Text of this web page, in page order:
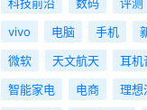
vivo
电脑 手机
微软
天文航天 耳机
智能家电
电商 理想